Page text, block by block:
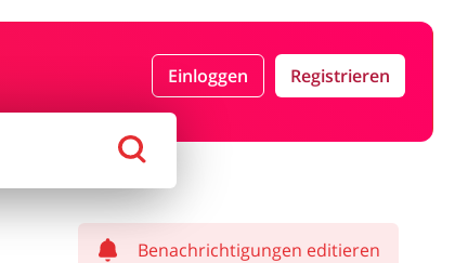
Einloggen Registrieren
Reisen
Bücher, Medien, Software &
Benachrichtigungen editieren